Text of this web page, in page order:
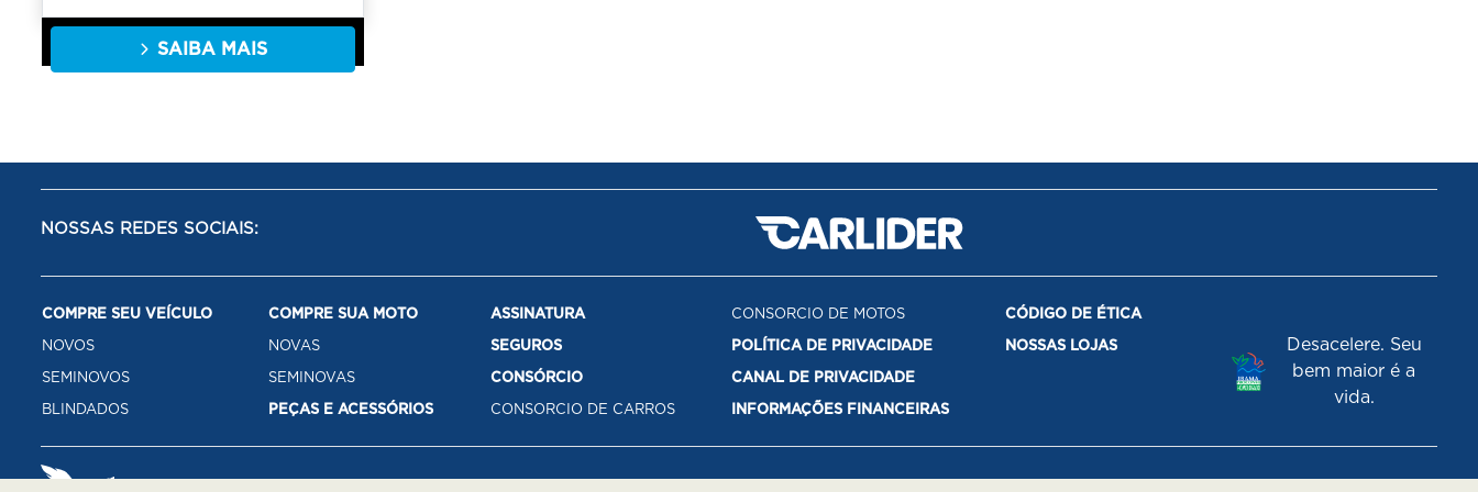
SAIBA MAIS
NOSSAS REDES SOCIAIS:
COMPRE SEU VEÍCULO
NOVOS
SEMINOVOS
BLINDADOS
COMPRE SUA MOTO
NOVAS
SEMINOVAS
PEÇAS E ACESSÓRIOS
ASSINATURA
SEGUROS
CONSÓRCIO
CONSORCIO DE CARROS
CONSORCIO DE MOTOS
POLÍTICA DE PRIVACIDADE
CANAL DE PRIVACIDADE
INFORMAÇÕES FINANCEIRAS
CÓDIGO DE ÉTICA
NOSSAS LOJAS
Desacelere. Seu
bem maior é a
vida.